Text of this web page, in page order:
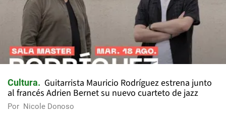
Cultura
Guitarrista Mauricio Rodríguez estrena junto
al francés Adrien Bernet su nuevo cuarteto de jazz
Por Nicole Donoso